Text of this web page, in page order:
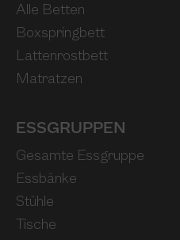
Alle Betten
Boxspringbett
Lattenrostbett
Matratzen
ESSGRUPPEN
Gesamte Essgruppe
Essbänke
Stühle
Tische